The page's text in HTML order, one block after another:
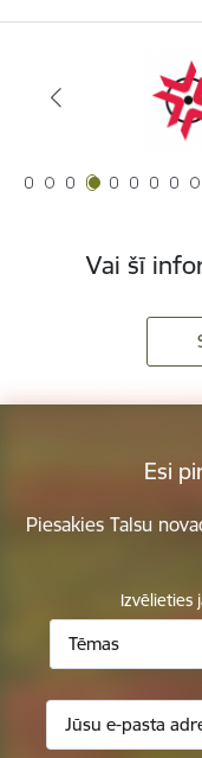
Vai šī
Esi
Piesakies Talsu
Izvēlieties
Tēmas